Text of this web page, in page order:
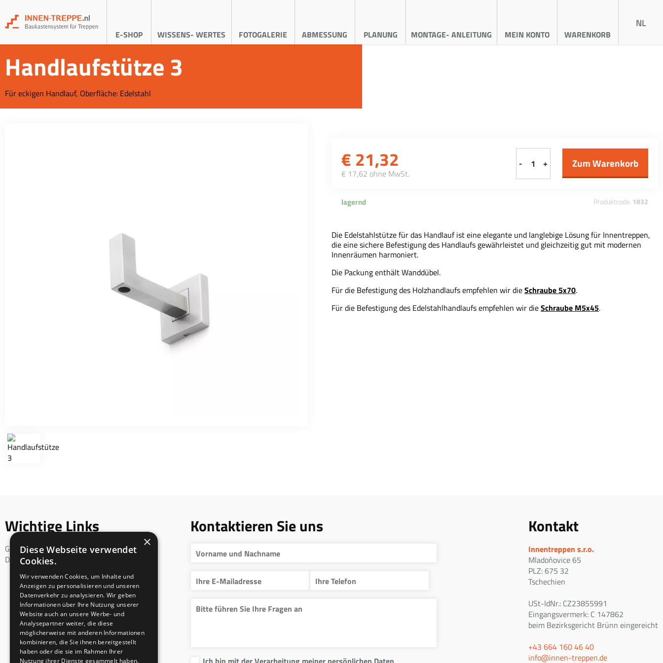
E-SHOP WISSENS- WERTES FOTOGALERIE ABMESSUNG PLANUNG MONTAGE- ANLEITUNG MEIN KONTO WARENKORB
NL
Handlaufstütze 3
Für eckigen Handlauf, Oberfläche: Edelstahl
€ 21,32
€ 17,62 ohne MwSt.
- +
lagernd Produktcode: 1832
Die Edelstahlstütze für das Handlauf ist eine elegante und langlebige Lösung für Innentreppen,
die eine sichere Befestigung des Handlaufs gewährleistet und gleichzeitig gut mit modernen
Innenräumen harmoniert.
Die Packung enthält Wanddübel.
Für die Befestigung des Holzhandlaufs empfehlen wir dieSchraube 5x70.
Für die Befestigung des Edelstahlhandlaufs empfehlen wir dieSchraube M5x45.
Wichtige Links
Geschäftsbedingungen
DSGVO
Kontaktieren Sie uns Kontakt
Innentreppen s.r.o.
Mladoňovice 65
PLZ: 675 32
Tschechien
USt-IdNr.: CZ23855991
Eingangsvermerk: C 147862
beim Bezirksgericht Brünn eingereicht
+43 664 160 46 40
info@innen-treppen.de
×
Diese Webseite verwendet
Cookies.
Wir verwenden Cookies, um Inhalte und
Anzeigen zu personalisieren und unseren
Datenverkehr zu analysieren. Wir geben
Informationen über Ihre Nutzung unserer
Website auch an unsere Werbe- und
Analysepartner weiter, die diese
möglicherweise mit anderen Informationen
kombinieren, die Sie ihnen bereitgestellt
haben oder die sie im Rahmen Ihrer
Nutzung ihrer Dienste gesammelt haben.